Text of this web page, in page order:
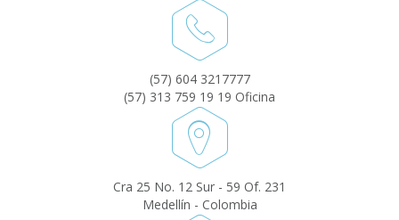
(57) 604 3217777
(57) 313 759 19 19 Oficina
Cra 25 No. 12 Sur - 59 Of. 231
Medellín - Colombia